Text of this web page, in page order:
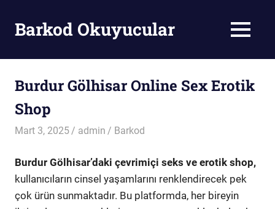
contentBarkod Okuyucular MENU
Burdur Gölhisar Online Sex Erotik
Shop
Mart 3, 2025 admin Barkod
Burdur Gölhisar’daki çevrimiçi seks ve erotik shop,
kullanıcıların cinsel yaşamlarını renklendirecek pek
çok ürün sunmaktadır. Bu platformda, her bireyin